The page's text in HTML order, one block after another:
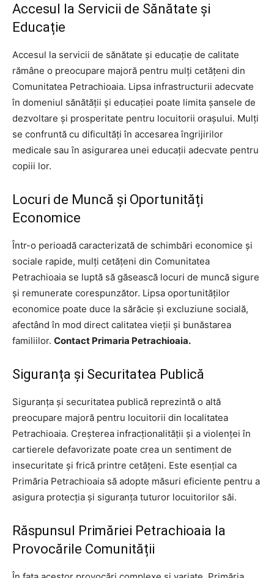
Accesul la Servicii de Sănătate și
Educație
Accesul la servicii de sănătate și educație de calitate
rămâne o preocupare majoră pentru mulți cetățeni din
Comunitatea Petrachioaia. Lipsa infrastructurii adecvate
în domeniul sănătății și educației poate limita șansele de
dezvoltare și prosperitate pentru locuitorii orașului. Mulți
se confruntă cu dificultăți în accesarea îngrijirilor
medicale sau în asigurarea unei educații adecvate pentru
copiii lor.
Locuri de Muncă și Oportunități
Economice
Într-o perioadă caracterizată de schimbări economice și
sociale rapide, mulți cetățeni din Comunitatea
Petrachioaia se luptă să găsească locuri de muncă sigure
și remunerate corespunzător. Lipsa oportunităților
economice poate duce la sărăcie și excluziune socială,
afectând în mod direct calitatea vieții și bunăstarea
familiilor. Contact Primaria Petrachioaia.
Siguranța și Securitatea Publică
Siguranța și securitatea publică reprezintă o altă
preocupare majoră pentru locuitorii din localitatea
Petrachioaia. Creșterea infracționalității și a violenței în
cartierele defavorizate poate crea un sentiment de
insecuritate și frică printre cetățeni. Este esențial ca
Primăria Petrachioaia să adopte măsuri eficiente pentru a
asigura protecția și siguranța tuturor locuitorilor săi.
Răspunsul Primăriei Petrachioaia la
Provocările Comunității